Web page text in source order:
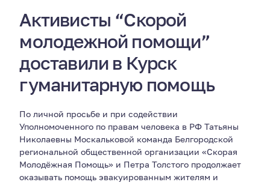
Активисты “Скорой
молодежной помощи”
доставили в Курск
гуманитарную помощь
По личной просьбе и при содействии
Уполномоченного по правам человека в РФ Татьяны
Николаевны Москальковой команда Белгородской
региональной общественной организации «Скорая
Молодёжная Помощь» и Петра Толстого продолжает
оказывать помощь эвакуированным жителям и